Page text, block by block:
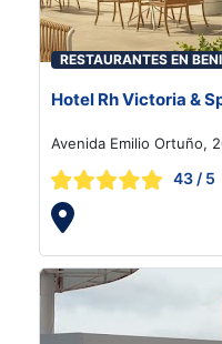
RESTAURANTES EN
Hotel Rh Victoria &
Avenida Emilio Ortuño,
43 / 5